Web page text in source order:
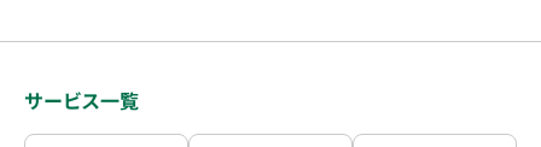
サービス一覧